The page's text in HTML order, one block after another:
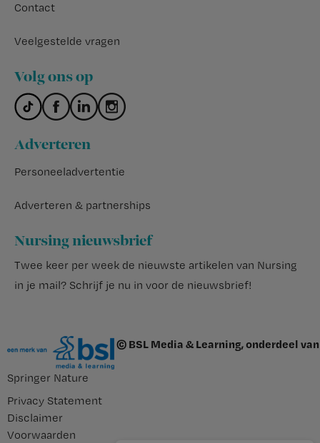
Contact
Veelgestelde vragen
Volg ons op
Adverteren
Personeeladvertentie
Adverteren & partnerships
Nursing nieuwsbrief
Twee keer per week de nieuwste artikelen van Nursing
in je mail? Schrijf je nu in voor de nieuwsbrief!
© BSL Media & Learning, onderdeel van
Springer Nature
Privacy Statement
Disclaimer
Voorwaarden